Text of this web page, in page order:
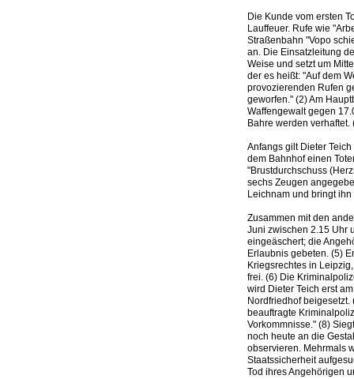
Die Kunde vom ersten
Lauffeuer. Rufe wie
Straßenbahn "Vopo
an. Die Einsatzleitung
Weise und setzt um
der es heißt: "Auf dem
provozierenden Rufen
geworfen." (2) Am
Waffengewalt gegen
Bahre werden verhaftet.
Anfangs gilt Dieter
dem Bahnhof einen
"Brustdurchschuss
sechs Zeugen
Leichnam und bringt
Zusammen mit den
Juni zwischen 2.15 Uhr
eingeäschert; die
Erlaubnis gebeten. (5)
Kriegsrechtes in
frei. (6) Die
wird Dieter Teich erst
Nordfriedhof
beauftragte
Vorkommnisse." (8)
noch heute an die
observieren. Mehrmals
Staatssicherheit
Tod ihres Angehörigen